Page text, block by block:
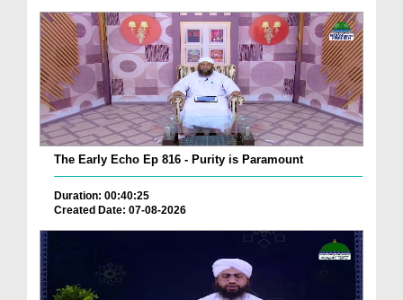
The Early Echo Ep 816 - Purity is Paramount
Duration: 00:40:25
Created Date: 07-08-2026